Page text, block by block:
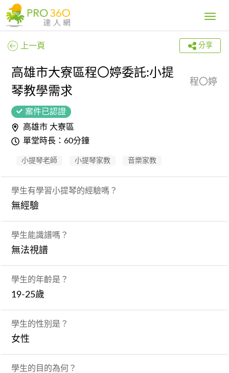
Toggle
上一頁 分享
高雄市大寮區程〇婷委託:小提
琴教學需求
程〇婷
案件已認證
高雄市 大寮區
單堂時長：60分鐘
小提琴老師 小提琴家教 音樂家教
學生有學習小提琴的經驗嗎？
無經驗
學生能識譜嗎？
無法視譜
學生的年齡是？
19-25歲
學生的性別是？
女性
學生的目的為何？